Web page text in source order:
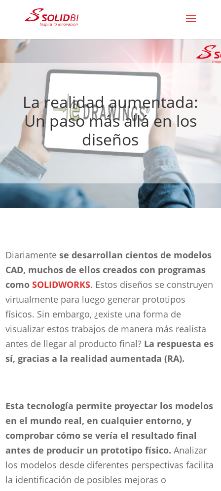
La realidad aumentada:
Un paso más allá en los
diseños
Diariamentese desarrollan cientos de modelos
CAD, muchos de ellos creados con programas
comoSOLIDWORKS. Estos diseños se construyen
virtualmente para luego generar prototipos
físicos. Sin embargo, ¿existe una forma de
visualizar estos trabajos de manera más realista
antes de llegar al producto final? La respuesta es
sí, gracias a la realidad aumentada (RA).
Esta tecnología permite proyectar los modelos
en el mundo real, en cualquier entorno, y
comprobar cómo se vería el resultado final
antes de producir un prototipo físico. Analizar
los modelos desde diferentes perspectivas facilita
la identificación de posibles mejoras o